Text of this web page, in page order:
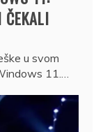
ČEKALI
u svom
11.…